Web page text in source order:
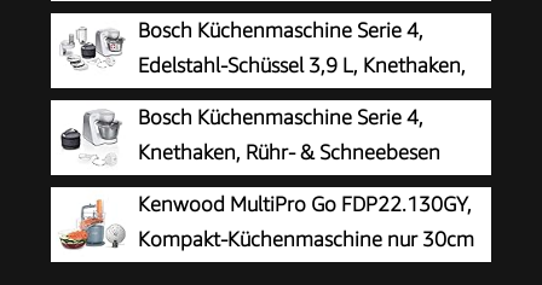
Zerkleinerer für Fleisch, Gemüse und
Teig, 2L Standmixer mit Glasbehälter, 2
Geschwindigkeitsstufen&Pulsfunktion für
Smoothies, Saft usw.
Bosch Küchenmaschine Serie 4,
Edelstahl-Schüssel 3,9 L, Knethaken,
Schlag- und Rührbesen Edelstahl
spülmaschinenfest, Mixer 1,25 L,
Durchlaufschnitzler, 3 Scheiben, 1000 W, Weiß,
MUM58W20
Bosch Küchenmaschine Serie 4,
Knethaken, Rühr- & Schneebesen
Edelstahl, Edelstahlschüssel
spülmaschinenfest, 3D Rührsystem, weiß/silber,
MUM58200
Kenwood MultiPro Go FDP22.130GY,
Kompakt-Küchenmaschine nur 30cm